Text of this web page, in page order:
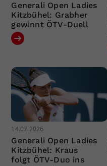
Generali Open Ladies
Kitzbühel: Grabher
gewinnt ÖTV-Duell
14.07.2026
Generali Open Ladies
Kitzbühel: Kraus
folgt ÖTV-Duo ins